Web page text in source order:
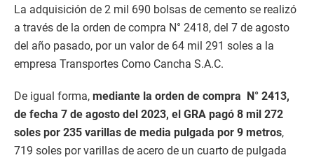
La adquisición de 2 mil 690 bolsas de cemento se realizó
a través de la orden de compra N° 2418, del 7 de agosto
del año pasado, por un valor de 64 mil 291 soles a la
empresa Transportes Como Cancha S.A.C.
De igual forma, mediante la orden de compra N° 2413,
de fecha 7 de agosto del 2023, el GRA pagó 8 mil 272
soles por 235 varillas de media pulgada por 9 metros,
719 soles por varillas de acero de un cuarto de pulgada